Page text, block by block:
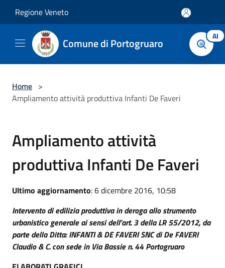
Regione Veneto
Comune di Portogruaro AI
Home >
Ampliamento attività produttiva Infanti De Faveri
Ampliamento attività
produttiva Infanti De Faveri
Ultimo aggiornamento: 6 dicembre 2016, 10:58
Intervento di edilizia produttiva in deroga allo strumento
urbanistico generale ai sensi dell’art. 3 della LR 55/2012, da
parte della Ditta: INFANTI & DE FAVERI SNC di De FAVERI
Claudio & C. con sede in Via Bassie n. 44 Portogruaro